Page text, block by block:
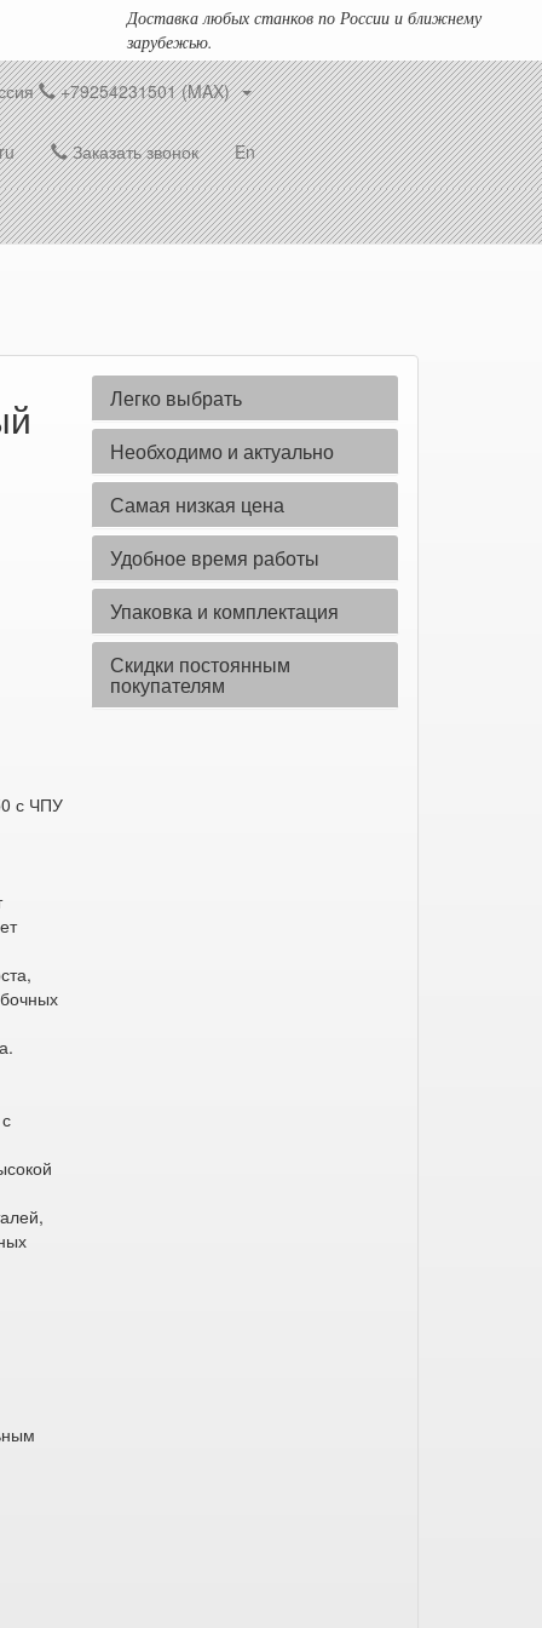
Доставка любых станков по России и ближнему
зарубежью.
+79254231501 (MAX)
Заказать звонок En
с ЧПУ
Легко выбрать
Необходимо и актуально
Самая низкая цена
Удобное время работы
Упаковка и комплектация
Скидки постоянным
покупателям